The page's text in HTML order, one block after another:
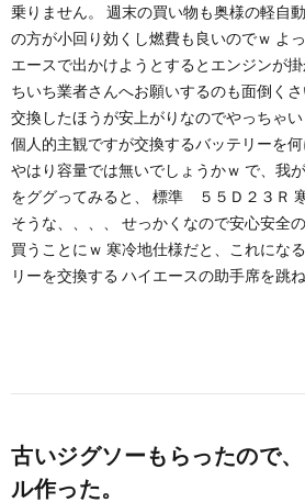
乗りません。 週末の買い物も奥様の軽自
の方が小回り効くし燃費も良いのでｗ よ
エースで出かけようとするとエンジンが
ちいち業者さんへお願いするのも面倒く
交換したほうが安上がりなのでやっちゃ
個人的主観ですが交換するバッテリーを何
やはり容量では無いでしょうかｗ で、我
をググってみると、 標準 ５５Ｄ２３Ｒ
そうな、、、、 せっかくなので安心安全
買うことにｗ 寒冷地仕様だと、これにな
リーを交換する ハイエースの助手席を跳
古いジグソーもらったので
ル作った。